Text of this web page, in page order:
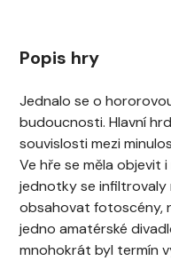
Popis hry
Jednalo se o
budoucnosti. Hlavní
souvislosti mezi
Ve hře se měla objevit
jednotky se infiltrovaly
obsahovat fotoscény,
jedno amatérské
mnohokrát byl termín